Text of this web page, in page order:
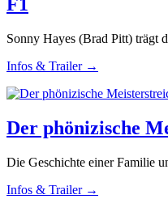
Sonny Hayes (Brad Pitt) trägt
Infos & Trailer →
Der phönizische
Die Geschichte einer Familie
Infos & Trailer →